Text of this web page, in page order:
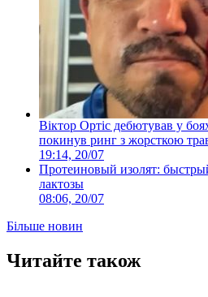
Віктор Ортіс дебютував у
покинув ринг з жорсткою
19:14, 20/07
Протеиновый изолят:
лактозы
08:06, 20/07
Більше новин
Читайте також